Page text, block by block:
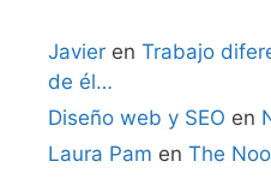
Javier en Trabajo
de él…
Diseño web y SEO en
Laura Pam en The